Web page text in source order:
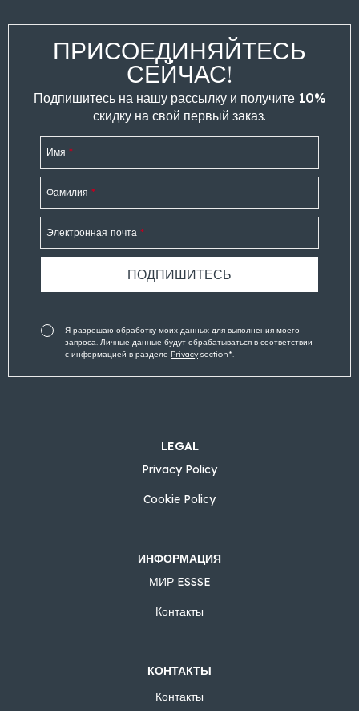
LEGAL
Privacy Policy
Cookie Policy
ИНФОРМАЦИЯ
МИР ESSSE
Контакты
КОНТАКТЫ
Контакты
ПРИСОЕДИНЯЙТЕСЬ
СЕЙЧАС!
Подпишитесь на нашу рассылку и получите 10%
скидку на свой первый заказ.
Имя *
Фамилия *
Электронная почта *
Я разрешаю обработку моих данных для выполнения моего
запроса. Личные данные будут обрабатываться в соответствии
с информацией в разделе Privacysection*.